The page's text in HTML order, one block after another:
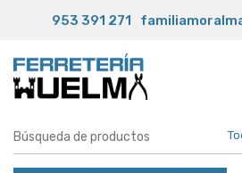
953 391 271